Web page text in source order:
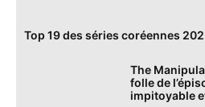
Top 19 des séries coréennes
The
folle de
impitoyable